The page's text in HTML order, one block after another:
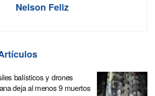
Nelson Feliz
balísticos y drones
deja al menos 9 muertos